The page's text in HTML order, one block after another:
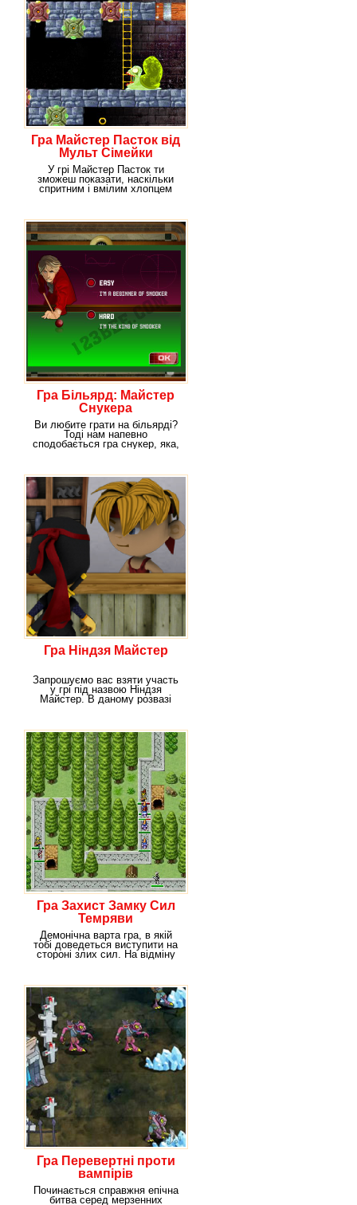
Гра Майстер Пасток від
Мульт Сімейки
У грі Майстер Пасток ти
зможеш показати, наскільки
спритним і вмілим хлопцем
Гра Більярд: Майстер
Снукера
Ви любите грати на більярді?
Тоді нам напевно
сподобається гра снукер, яка,
Гра Ніндзя Майстер
Запрошуємо вас взяти участь
у грі під назвою Ніндзя
Майстер. В даному розвазі
Гра Захист Замку Сил
Темряви
Демонічна варта гра, в якій
тобі доведеться виступити на
стороні злих сил. На відміну
Гра Перевертні проти
вампірів
Починається справжня епічна
битва серед мерзенних